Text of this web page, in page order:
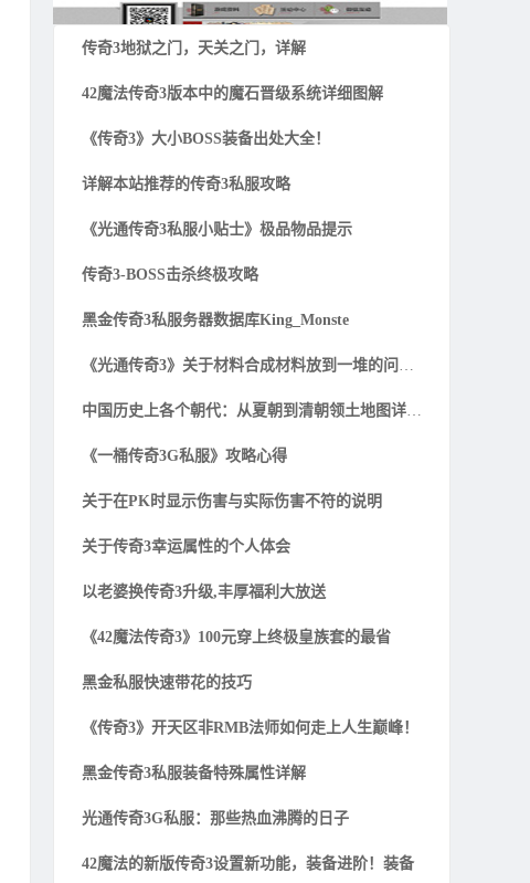
传奇3地狱之门，天关之门，详解
42魔法传奇3版本中的魔石晋级系统详细图解
《传奇3》大小BOSS装备出处大全！
详解本站推荐的传奇3私服攻略
《光通传奇3私服小贴士》极品物品提示
传奇3-BOSS击杀终极攻略
黑金传奇3私服务器数据库King_Monste
《光通传奇3》关于材料合成材料放到一堆的问题解
中国历史上各个朝代：从夏朝到清朝领土地图详细一
《一桶传奇3G私服》攻略心得
关于在PK时显示伤害与实际伤害不符的说明
关于传奇3幸运属性的个人体会
以老婆换传奇3升级,丰厚福利大放送
《42魔法传奇3》100元穿上终极皇族套的最省
黑金私服快速带花的技巧
《传奇3》开天区非RMB法师如何走上人生巅峰！
黑金传奇3私服装备特殊属性详解
光通传奇3G私服：那些热血沸腾的日子
42魔法的新版传奇3设置新功能，装备进阶！装备